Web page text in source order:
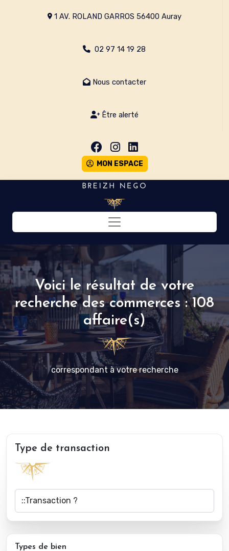
1 AV. ROLAND GARROS 56400 Auray
02 97 14 19 28
Nous contacter
Être alerté
MON ESPACE
Toggle navigation
Voici le résultat de votre
recherche des commerces : 108
affaire(s)
correspondant à votre recherche
Type de transaction
Types de bien